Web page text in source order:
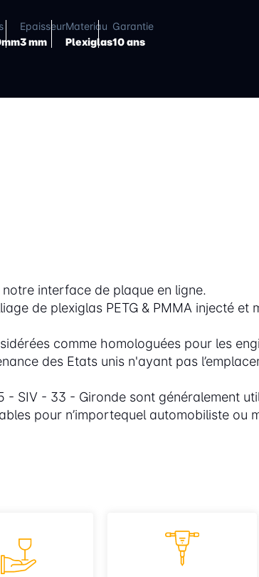
Epaisseur
3 mm
Materiau
Plexiglas
Garantie
10 ans
interface de plaque en ligne.
de plexiglas PETG & PMMA injecté et
comme homologuées pour les
des Etats unis n'ayant pas
- SIV - 33 - Gironde sont généralement
pour n’importequel automobiliste ou